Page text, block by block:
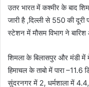
उतर भारत में कश्मीर के बाद
जारी है ,दिल्ली से 550 की
स्टेशन में मौसम विभाग ने बारिश
शिमला के बिलासपुर और मंडी में
हिमाचल के ताबो में पारा
सुंदरनगर में 2, धर्मशाला में